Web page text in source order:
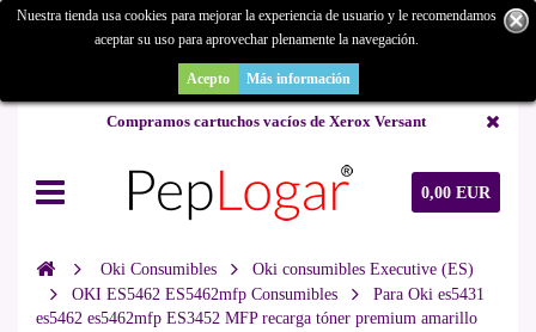
¿Buscas un repuesto de copiadora o buscas una de ocasión y no la
encuentras? Consúltanos.
Compramos cartuchos vacíos de Xerox Versant
0,00 EUR
Nuestra tienda usa cookies para mejorar la experiencia de usuario y le recomendamos
aceptar su uso para aprovechar plenamente la navegación.
Acepto Más información
Oki Consumibles
Oki consumibles Executive (ES)
OKI ES5462 ES5462mfp Consumibles
Para Oki es5431
es5462 es5462mfp ES3452 MFP recarga tóner premium amarillo